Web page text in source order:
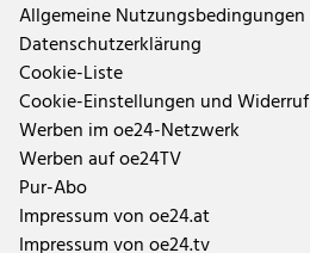
Allgemeine Nutzungsbedingungen
Datenschutzerklärung
Cookie-Liste
Cookie-Einstellungen und Widerruf
Werben im oe24-Netzwerk
Werben auf oe24TV
Pur-Abo
Impressum von oe24.at
Impressum von oe24.tv